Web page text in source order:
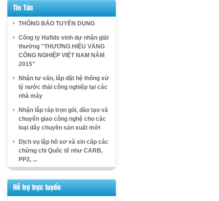
THÔNG BÁO TUYỂN DỤNG
Công ty Hafids vinh dự nhận giải
thưởng "THƯƠNG HIỆU VÀNG
CÔNG NGHIỆP VIỆT NAM NĂM
2015"
Nhận tư vấn, lắp đặt hệ thống xử
lý nước thải công nghiệp tại các
nhà máy
Nhận lắp ráp trọn gói, đào tạo và
chuyển giao công nghệ cho các
loại dây chuyền sản xuất mới
Dịch vụ lập hồ sơ và xin cấp các
chứng chỉ Quốc tế như CARB,
PP2, ...